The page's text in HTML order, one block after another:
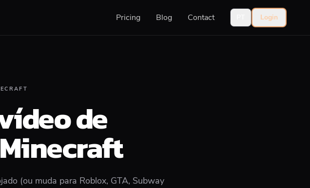
Pricing Blog Contact Login
de
(ou muda para Roblox, GTA, Subway